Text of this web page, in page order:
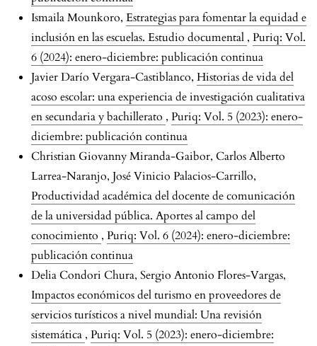
Ismaila Mounkoro, Estrategias para fomentar la equidad e
inclusión en las escuelas. Estudio documental , Puriq: Vol.
6 (2024): enero-diciembre: publicación continua
Javier Darío Vergara-Castiblanco, Historias de vida del
acoso escolar: una experiencia de investigación cualitativa
en secundaria y bachillerato , Puriq: Vol. 5 (2023): enero-
diciembre: publicación continua
Christian Giovanny Miranda-Gaibor, Carlos Alberto
Larrea-Naranjo, José Vinicio Palacios-Carrillo,
Productividad académica del docente de comunicación
de la universidad pública. Aportes al campo del
conocimiento , Puriq: Vol. 6 (2024): enero-diciembre:
publicación continua
Delia Condori Chura, Sergio Antonio Flores-Vargas,
Impactos económicos del turismo en proveedores de
servicios turísticos a nivel mundial: Una revisión
sistemática , Puriq: Vol. 5 (2023): enero-diciembre: